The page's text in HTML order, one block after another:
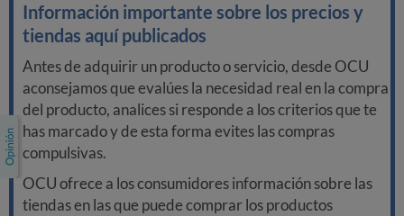
Información importante sobre los precios y
tiendas aquí publicados
Antes de adquirir un producto o servicio, desde OCU
aconsejamos que evalúes la necesidad real en la compra
del producto, analices si responde a los criterios que te
has marcado y de esta forma evites las compras
compulsivas.
OCU ofrece a los consumidores información sobre las
tiendas en las que puede comprar los productos